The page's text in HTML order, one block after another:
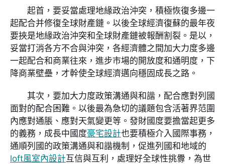
起首，要妥當處理地緣政治沖突，積極恢復多邊一
起配合并修復全球財產鏈。以後全球經濟復蘇的最年夜
要挾是地緣政治沖突和全球財產鏈被報酬割裂。是以，
妥當打消各方不合與沖突，各經濟體之間加大力度多邊
一起配合和商業往來，進步市場的開放度和通明度，下
降商業壁壘，才幹使全球經濟邁向穩固成長之路。
其次，要加大力度政策溝通與和諧，配合應對列國
面對的配合困難。以後最為急切的議題包含活著界范圍
內應對通脹、應對天氣變更等。發財國度要擔當起更多
的義務，成長中國度豪宅設計也要積極介入國際事務，
通順列國的政策溝通與和諧機制，促進列國和地域的
loft風室內設計互信與互利，處理好全球性挑釁，為世